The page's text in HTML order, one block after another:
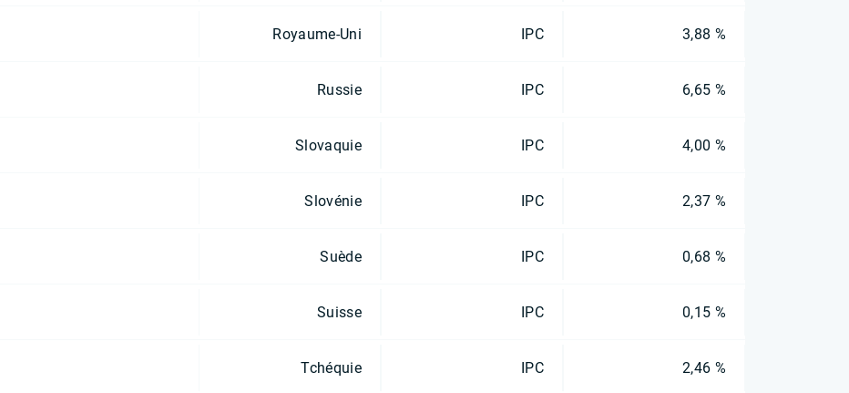
Royaume-Uni IPC 3,88 %
Russie IPC 6,65 %
Slovaquie IPC 4,00 %
Slovénie IPC 2,37 %
Suède IPC 0,68 %
Suisse IPC 0,15 %
Tchéquie IPC 2,46 %